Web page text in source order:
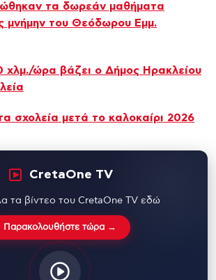
τα δωρεάν μαθήματα
μνήμην του Θεόδωρου Εμμ.
χλμ./ώρα βάζει ο Δήμος Ηρακλείου
σχολεία μετά το καλοκαίρι 2026
CretaOne TV
τα βίντεο του CretaOne TV εδώ
Παρακολουθήστε τώρα →